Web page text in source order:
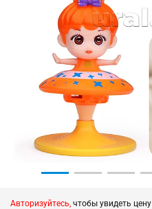
Авторизуйтесь, чтобы увидеть цену